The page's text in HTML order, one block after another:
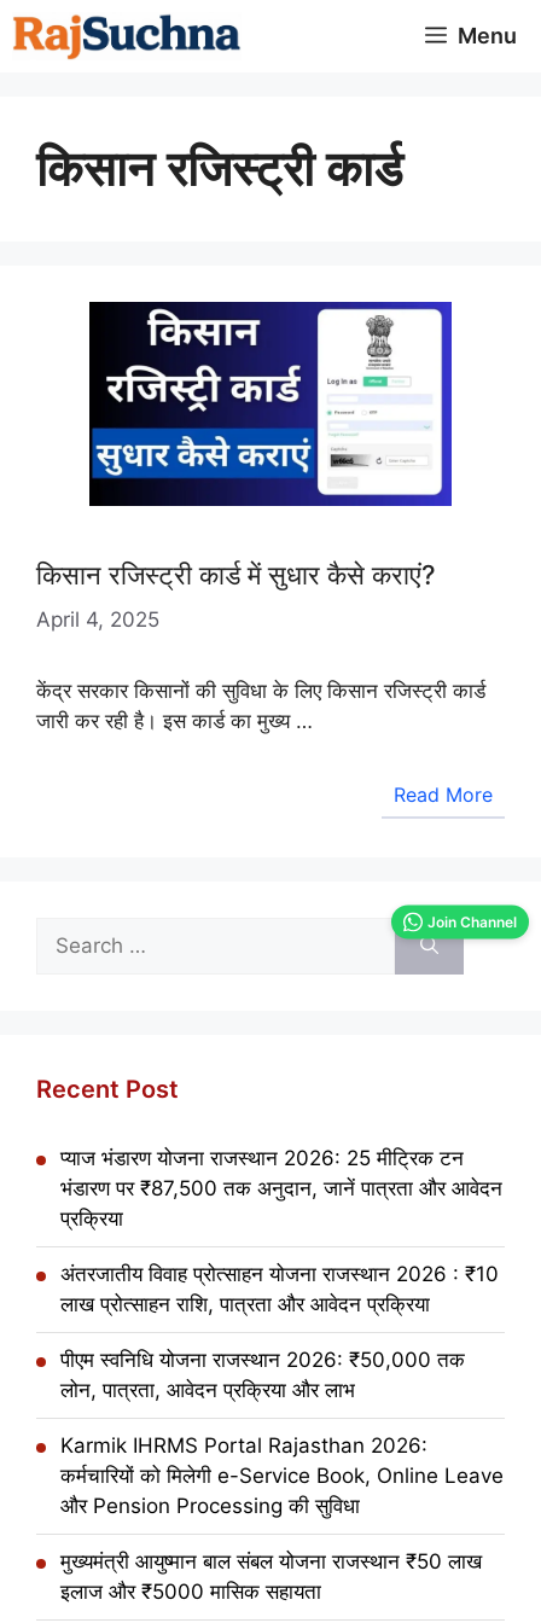
Skip
to
Menu
किसान रजिस्ट्री कार्ड
किसान रजिस्ट्री कार्ड में सुधार कैसे कराएं?
April 4, 2025
केंद्र सरकार किसानों की सुविधा के लिए किसान रजिस्ट्री कार्ड
जारी कर रही है। इस कार्ड का मुख्य …
Read More
for:
Recent Post
प्याज भंडारण योजना राजस्थान 2026: 25 मीट्रिक टन
भंडारण पर ₹87,500 तक अनुदान, जानें पात्रता और आवेदन
प्रक्रिया
अंतरजातीय विवाह प्रोत्साहन योजना राजस्थान 2026 : ₹10
लाख प्रोत्साहन राशि, पात्रता और आवेदन प्रक्रिया
पीएम स्वनिधि योजना राजस्थान 2026: ₹50,000 तक
लोन, पात्रता, आवेदन प्रक्रिया और लाभ
Karmik IHRMS Portal Rajasthan 2026:
कर्मचारियों को मिलेगी e-Service Book, Online Leave
और Pension Processing की सुविधा
मुख्यमंत्री आयुष्मान बाल संबल योजना राजस्थान ₹50 लाख
इलाज और ₹5000 मासिक सहायता
Join Channel